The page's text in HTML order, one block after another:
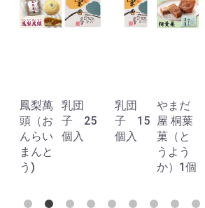
鳳梨萬
頭（お
んらい
まんと
う)
乳団
子 25
個入
乳団
子 15
個入
やまだ
屋 桐葉
菓（と
うよう
か）1個